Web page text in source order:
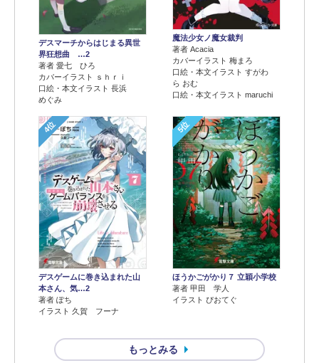
デスマーチからはじまる異世
界狂想曲 …2
著者 愛七 ひろ
カバーイラスト ｓｈｒｉ
口絵・本文イラスト 長浜
めぐみ
魔法少女ノ魔女裁判
著者 Acacia
カバーイラスト 梅まろ
口絵・本文イラスト すがわ
ら おむ
口絵・本文イラスト maruchi
4位
デスゲームに巻き込まれた山
本さん、気…2
著者 ぽち
イラスト 久賀 フーナ
5位
ほうかごがかり７ 立穎小学校
著者 甲田 学人
イラスト ぴおてぐ
もっとみる